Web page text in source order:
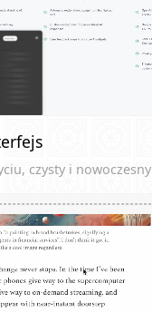
czysty i